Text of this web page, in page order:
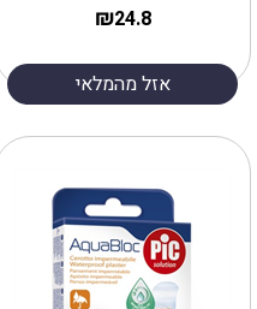
24.8
₪
אזל מהמלאי